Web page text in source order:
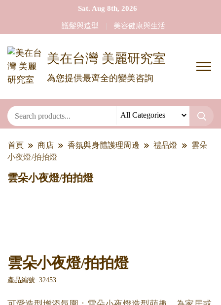
Sat. Aug 8th, 2026
護髮與造型 美容健康與生活
美在台灣 美麗研究室
為您提供最齊全的變美咨詢
首頁 商店 香氛與身體護理周邊 禮品燈
雲朵
小夜燈/拍拍燈
雲朵小夜燈/拍拍燈
雲朵小夜燈/拍拍燈
產品編號: 32453